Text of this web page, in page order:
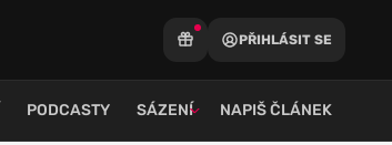
PŘIHLÁSIT SE
PODCASTY SÁZENÍ NAPIŠ ČLÁNEK